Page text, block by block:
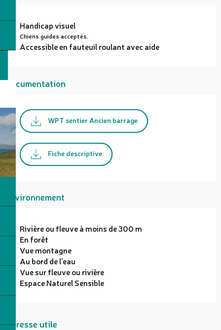
Handicap visuel
Chiens guides acceptés.
Accessible en fauteuil roulant avec aide
Documentation
WPT sentier Ancien barrage
Fiche descriptive
Environnement
Rivière ou fleuve à moins de 300 m
En forêt
Vue montagne
Au bord de l'eau
Vue sur fleuve ou rivière
Espace Naturel Sensible
Adresse utile